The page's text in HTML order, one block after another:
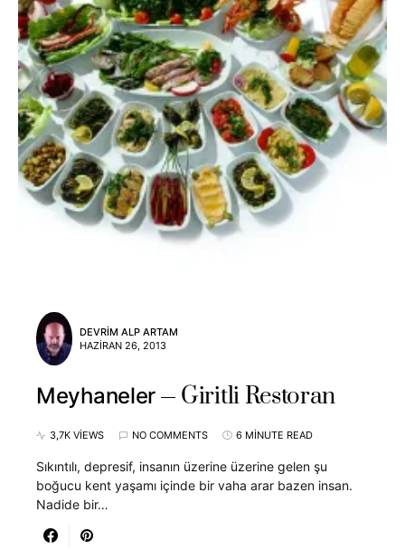
DEVRIM ALP ARTAM
HAZIRAN 26, 2013
Meyhaneler Giritli Restoran
3,7K VIEWS NO COMMENTS 6 MINUTE READ
Sıkıntılı, depresif, insanın üzerine üzerine gelen şu
boğucu kent yaşamı içinde bir vaha arar bazen insan.
Nadide bir…